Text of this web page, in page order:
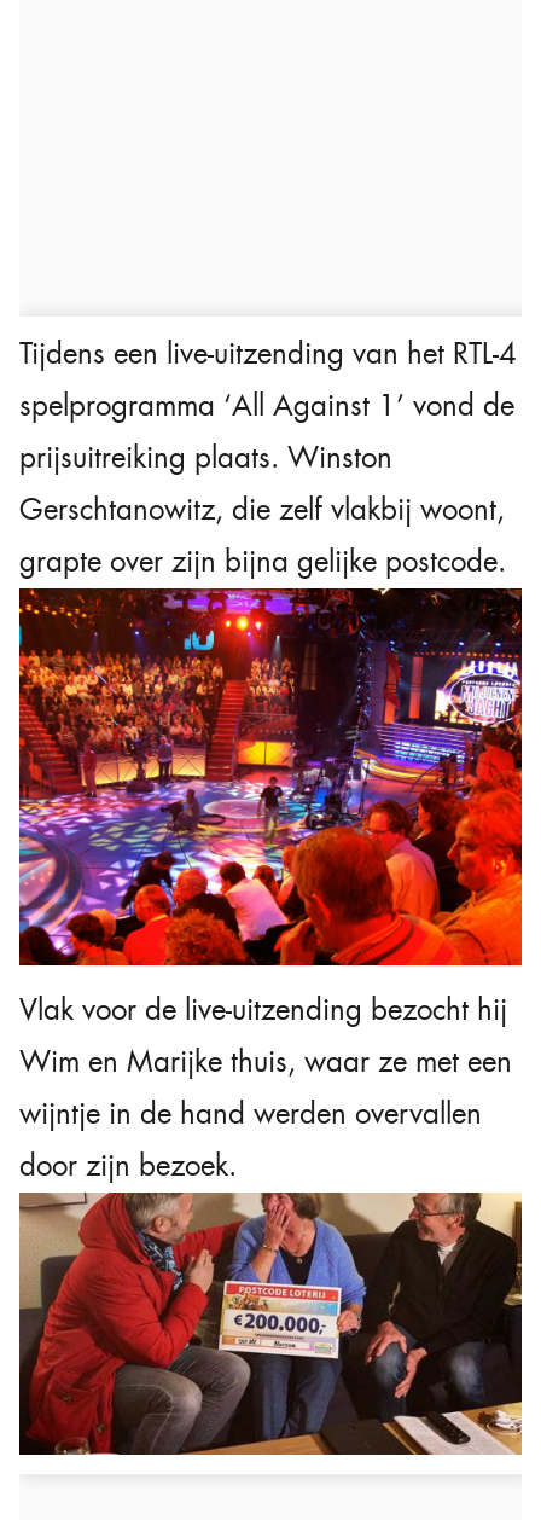
Tijdens een live-uitzending van het RTL-4
spelprogramma ‘All Against 1’ vond de
prijsuitreiking plaats. Winston
Gerschtanowitz, die zelf vlakbij woont,
grapte over zijn bijna gelijke postcode.
Vlak voor de live-uitzending bezocht hij
Wim en Marijke thuis, waar ze met een
wijntje in de hand werden overvallen
door zijn bezoek.